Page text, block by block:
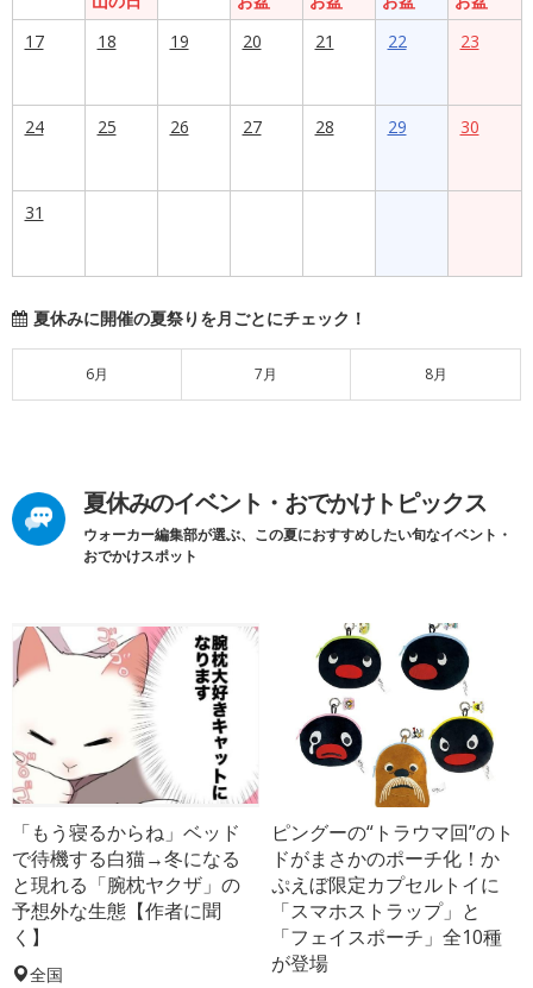
17
18 19 20 21 22 23
24 25 26 27 28 29 30
31
夏休みに開催の夏祭りを月ごとにチェック！
6月 7月 8月
夏休みのイベント・おでかけトピックス
ウォーカー編集部が選ぶ、この夏におすすめしたい旬なイベント・
おでかけスポット
「もう寝るからね」ベッド
で待機する白猫→冬になる
と現れる「腕枕ヤクザ」の
予想外な生態【作者に聞
く】
全国
ピングーの“トラウマ回”のト
ドがまさかのポーチ化！か
ぷえぼ限定カプセルトイに
「スマホストラップ」と
「フェイスポーチ」全10種
が登場